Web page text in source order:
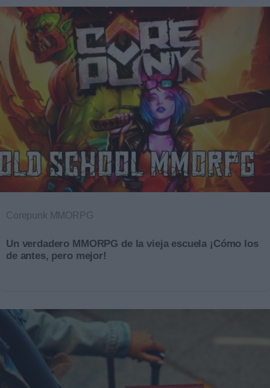
Corepunk MMORPG
Un verdadero MMORPG de la vieja escuela ¡Cómo los
de antes, pero mejor!